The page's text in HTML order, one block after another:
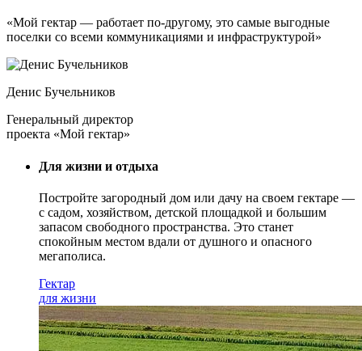
«Мой гектар — работает по-другому, это самые выгодные
поселки со всеми коммуникациями и инфраструктурой»
Денис Бучельников
Генеральный директор
проекта «Мой гектар»
Для жизни и отдыха
Постройте загородный дом или дачу на своем гектаре —
с садом, хозяйством, детской площадкой и большим
запасом свободного пространства. Это станет
спокойным местом вдали от душного и опасного
мегаполиса.
Гектар
для жизни